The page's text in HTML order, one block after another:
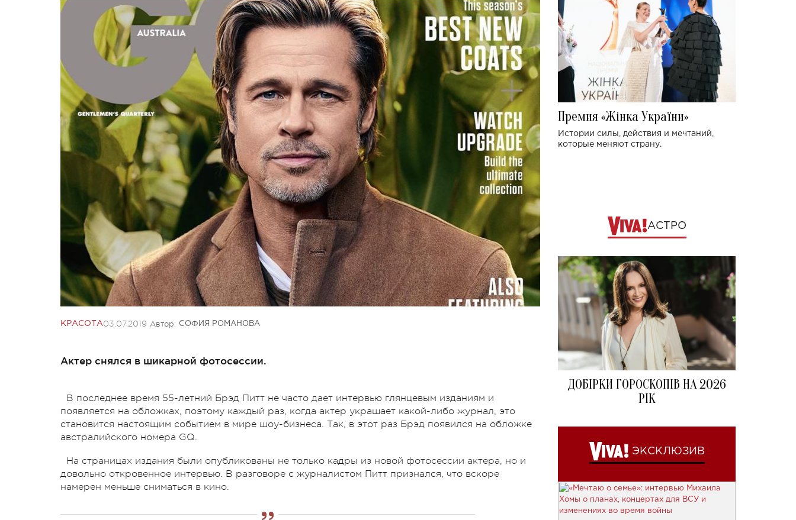
КРАСОТА03.07.2019 Автор: СОФИЯ РОМАНОВА
Актер снялся в шикарной фотосессии.
В последнее время 55-летний Брэд Питт не часто дает интервью глянцевым изданиям и
появляется на обложках, поэтому каждый раз, когда актер украшает какой-либо журнал, это
становится настоящим событием в мире шоу-бизнеса. Так, в этот раз Брэд появился на обложке
австралийского номера GQ.
На страницах издания были опубликованы не только кадры из новой фотосессии актера, но и
довольно откровенное интервью. В разговоре с журналистом Питт признался, что вскоре
намерен меньше сниматься в кино.
Премия «Жінка України»
Истории силы, действия и мечтаний,
которые меняют страну.
АСТРО
ДОБІРКИ ГОРОСКОПІВ НА 2026
РІК
ЭКСКЛЮЗИВ